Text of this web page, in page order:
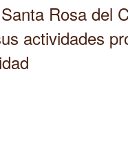
Rosa del
actividades